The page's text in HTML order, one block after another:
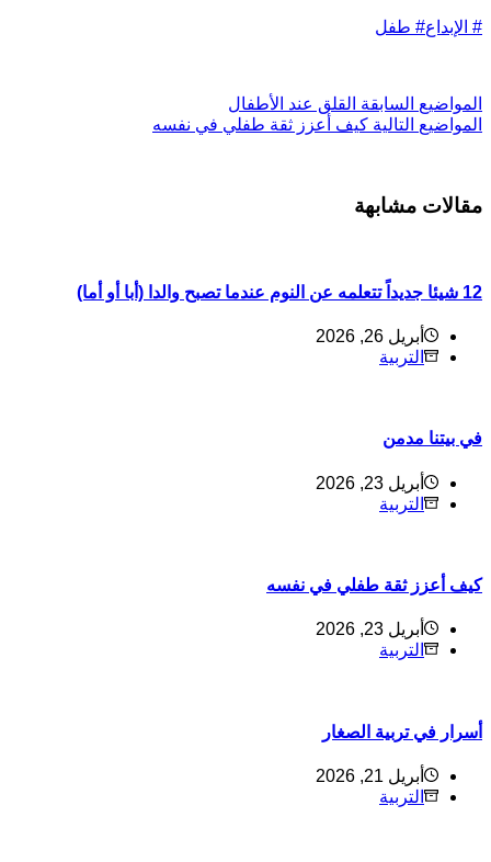
الإبداع #طفل
مواضيعالسابقةالقلق عند الأطفال
مواضيعالتاليةكيف أعزز ثقة طفلي في نفسه
مشابهة
عن النوم عندما تصبح والدا (أبا أو أما)
أبريل 26, 2026
التربية
بيتنا مدمن
أبريل 23, 2026
التربية
أعزز ثقة طفلي في نفسه
أبريل 23, 2026
التربية
في تربية الصغار
أبريل 21, 2026
التربية